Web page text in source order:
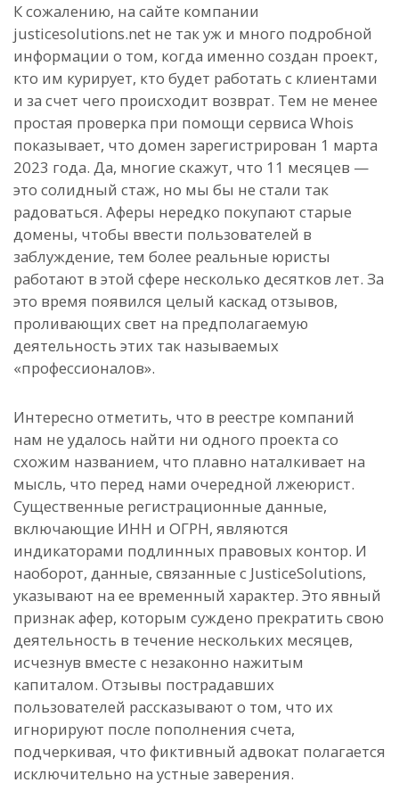
К сожалению, на сайте компании
justicesolutions.net не так уж и много подробной
информации о том, когда именно создан проект,
кто им курирует, кто будет работать с клиентами
и за счет чего происходит возврат. Тем не менее
простая проверка при помощи сервиса Whois
показывает, что домен зарегистрирован 1 марта
2023 года. Да, многие скажут, что 11 месяцев —
это солидный стаж, но мы бы не стали так
радоваться. Аферы нередко покупают старые
домены, чтобы ввести пользователей в
заблуждение, тем более реальные юристы
работают в этой сфере несколько десятков лет. За
это время появился целый каскад отзывов,
проливающих свет на предполагаемую
деятельность этих так называемых
«профессионалов».
Интересно отметить, что в реестре компаний
нам не удалось найти ни одного проекта со
схожим названием, что плавно наталкивает на
мысль, что перед нами очередной лжеюрист.
Существенные регистрационные данные,
включающие ИНН и ОГРН, являются
индикаторами подлинных правовых контор. И
наоборот, данные, связанные с JusticeSolutions,
указывают на ее временный характер. Это явный
признак афер, которым суждено прекратить свою
деятельность в течение нескольких месяцев,
исчезнув вместе с незаконно нажитым
капиталом. Отзывы пострадавших
пользователей рассказывают о том, что их
игнорируют после пополнения счета,
подчеркивая, что фиктивный адвокат полагается
исключительно на устные заверения.